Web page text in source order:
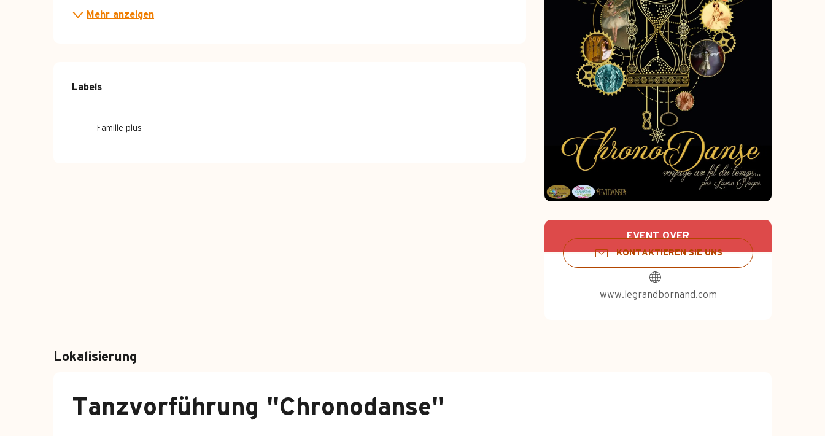
Öffnungszeiten
EVENT OVER
KONTAKTIEREN SIE UNS
www.legrandbornand.com
Mehr anzeigen
Labels
Labels
Famille plus
Lokalisierung
Tanzvorführung "Chronodanse"